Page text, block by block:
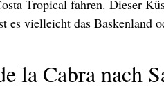
Tropical fahren. Dieser
es vielleicht das
la Cabra nach